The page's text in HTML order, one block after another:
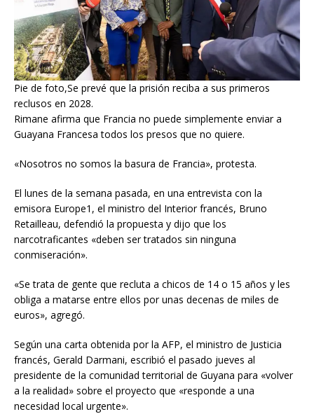
Pie de foto,Se prevé que la prisión reciba a sus primeros
reclusos en 2028.
Rimane afirma que Francia no puede simplemente enviar a
Guayana Francesa todos los presos que no quiere.
«Nosotros no somos la basura de Francia», protesta.
El lunes de la semana pasada, en una entrevista con la
emisora Europe1, el ministro del Interior francés, Bruno
Retailleau, defendió la propuesta y dijo que los
narcotraficantes «deben ser tratados sin ninguna
conmiseración».
«Se trata de gente que recluta a chicos de 14 o 15 años y les
obliga a matarse entre ellos por unas decenas de miles de
euros», agregó.
Según una carta obtenida por la AFP, el ministro de Justicia
francés, Gerald Darmani, escribió el pasado jueves al
presidente de la comunidad territorial de Guyana para «volver
a la realidad» sobre el proyecto que «responde a una
necesidad local urgente».